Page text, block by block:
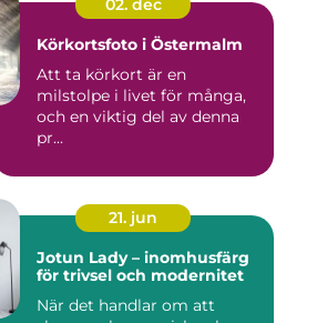
02. dec
Körkortsfoto i Östermalm
Att ta körkort är en
milstolpe i livet för många,
och en viktig del av denna
pr...
21. jun
Jotun Lady – inomhusfärg
för trivsel och modernitet
När det handlar om att